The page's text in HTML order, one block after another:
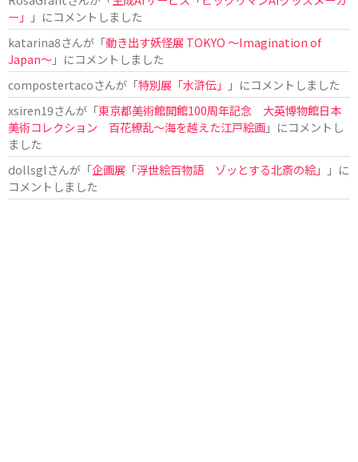
ー」
」にコメントしました
katarina8さんが「動き出す妖怪展 TOKYO 〜Imagination of
Japan〜」にコメントしました
compostertacoさんが「特別展「水滸伝」
」にコメントしました
xsiren19さんが「東京都美術館開館100周年記念 大英博物館日本
美術コレクション 百花繚乱～海を越えた江戸絵画」にコメントし
ました
dollsglさんが「企画展「浮世絵百物語 ゾッとする北斎の絵」
」に
コメントしました